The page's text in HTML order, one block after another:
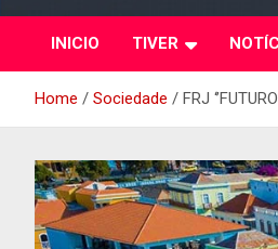
INICIO TIVER
Home Sociedade FRJ